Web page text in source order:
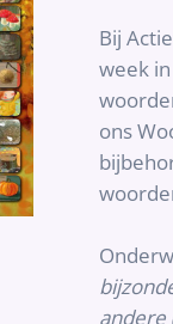
Bij
week
ons
andere